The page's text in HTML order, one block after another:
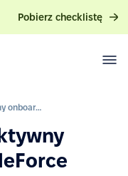
Pobierz checklistę
5 sposobów na efektywny onboarding z PeopleForce